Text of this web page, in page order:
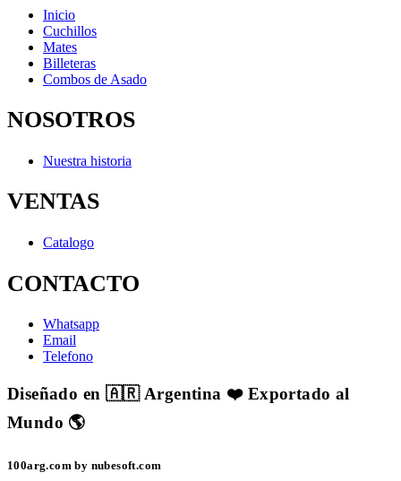
Inicio
Cuchillos
Mates
Billeteras
Combos de Asado
NOSOTROS
Nuestra historia
VENTAS
Catalogo
CONTACTO
Whatsapp
Email
Telefono
Diseñado en 🇦🇷 Argentina ❤️ Exportado al
Mundo 🌎
100arg.com by nubesoft.com